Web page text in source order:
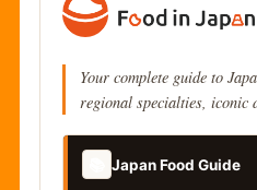
Your complete guide to
regional specialties, iconic
Japan Food Guide